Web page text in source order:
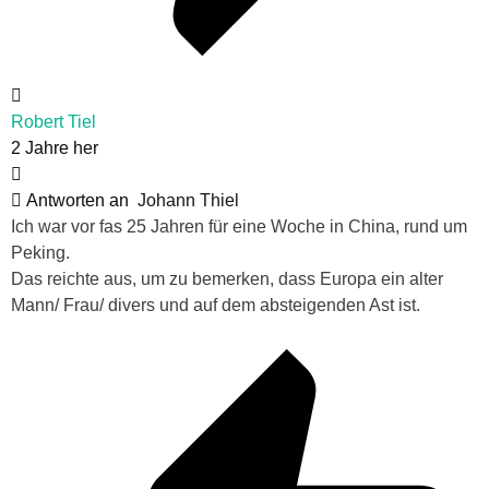
Robert Tiel
2 Jahre her
Antworten an Johann Thiel
Ich war vor fas 25 Jahren für eine Woche in China, rund um
Peking.
Das reichte aus, um zu bemerken, dass Europa ein alter
Mann/ Frau/ divers und auf dem absteigenden Ast ist.